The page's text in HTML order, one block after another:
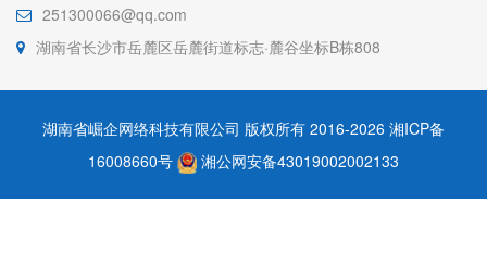
251300066@qq.com
湖南省长沙市岳麓区岳麓街道标志·麓谷坐标B栋808
湖南省崛企网络科技有限公司 版权所有 2016-2026 湘ICP备
16008660号
湘公网安备43019002002133